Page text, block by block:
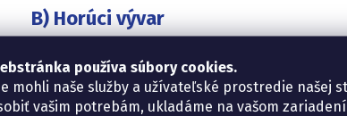
používa súbory cookies.
mohli naše služby a užívateľské prostredie našej
vašim potrebám, ukladáme na vašom zariadení
B) Horúci vývar
Čo môže byť v zime lepšie ako horúci vývar?
prevencii imunity. Do polievky pokojne
chuť.Odporúčame najmä zelenú listovú zeleninu